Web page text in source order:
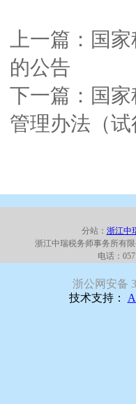
上一篇：国
的公告
下一篇：国
管理办法（
分站： 浙江中
浙江中瑞税务师事务所有
电话：
浙公网安备
技术支持：